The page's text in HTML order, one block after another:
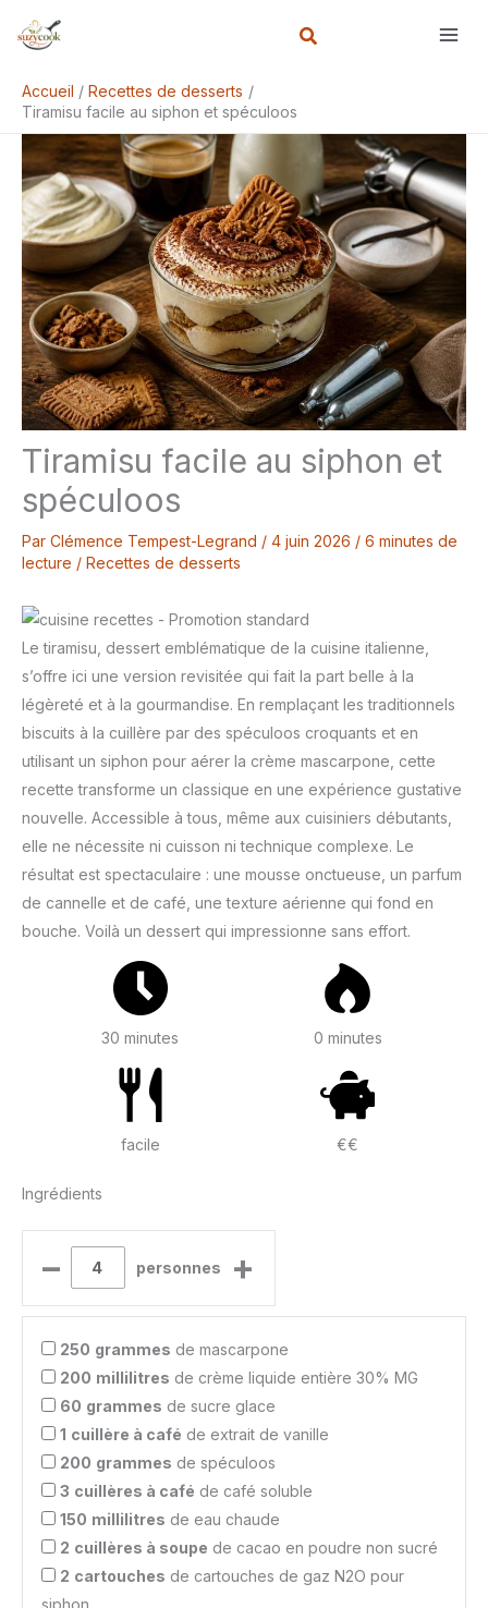
Accueil
Recettes de desserts
Tiramisu facile au siphon et spéculoos
Tiramisu facile au siphon et
spéculoos
Par Clémence Tempest-Legrand / 4 juin 2026 / 6 minutes de
lecture / Recettes de desserts
Le tiramisu, dessert emblématique de la cuisine italienne,
s’offre ici une version revisitée qui fait la part belle à la
légèreté et à la gourmandise. En remplaçant les traditionnels
biscuits à la cuillère par des spéculoos croquants et en
utilisant un siphon pour aérer la crème mascarpone, cette
recette transforme un classique en une expérience gustative
nouvelle. Accessible à tous, même aux cuisiniers débutants,
elle ne nécessite ni cuisson ni technique complexe. Le
résultat est spectaculaire : une mousse onctueuse, un parfum
de cannelle et de café, une texture aérienne qui fond en
bouche. Voilà un dessert qui impressionne sans effort.
30 minutes 0 minutes
facile €€
Ingrédients
– personnes +
250 grammes de mascarpone
200 millilitres de crème liquide entière 30% MG
60 grammes de sucre glace
1 cuillère à café de extrait de vanille
200 grammes de spéculoos
3 cuillères à café de café soluble
150 millilitres de eau chaude
2 cuillères à soupe de cacao en poudre non sucré
2 cartouches de cartouches de gaz N2O pour
siphon